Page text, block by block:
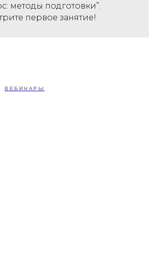
методы подготовки”.
первое занятие!
ВЕБИНАРЫ